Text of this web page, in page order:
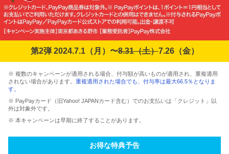
第2弾 2024.7.1（月）〜8.31（土）7.26（金）
※ 複数のキャンペーンが適用される場合、付与額が高いものが適用され、重複適用
されない場合があります。 重複適用された場合でも、付与率は最大66.5％となりま
す。
※ PayPayカード（旧Yahoo! JAPANカード含む）でのお支払いは「クレジット」以
外は対象外です。
※ 本キャンペーンは早期に終了することがあります。
お得な特典予告